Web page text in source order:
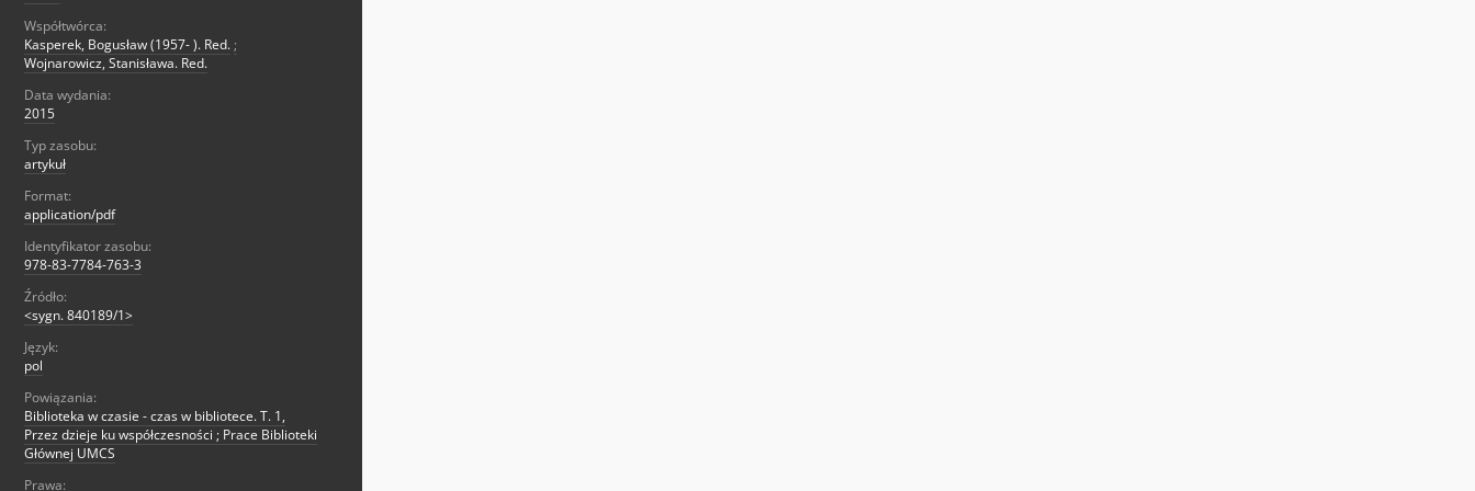
Współtwórca:
Kasperek, Bogusław (1957- ). Red. ;
Wojnarowicz, Stanisława. Red.
Data wydania:
2015
Typ zasobu:
artykuł
Format:
application/pdf
Identyfikator zasobu:
978-83-7784-763-3
Źródło:
<sygn. 840189/1>
Język:
pol
Powiązania:
Biblioteka w czasie - czas w bibliotece. T. 1,
Przez dzieje ku współczesności ; Prace Biblioteki
Głównej UMCS
Prawa: